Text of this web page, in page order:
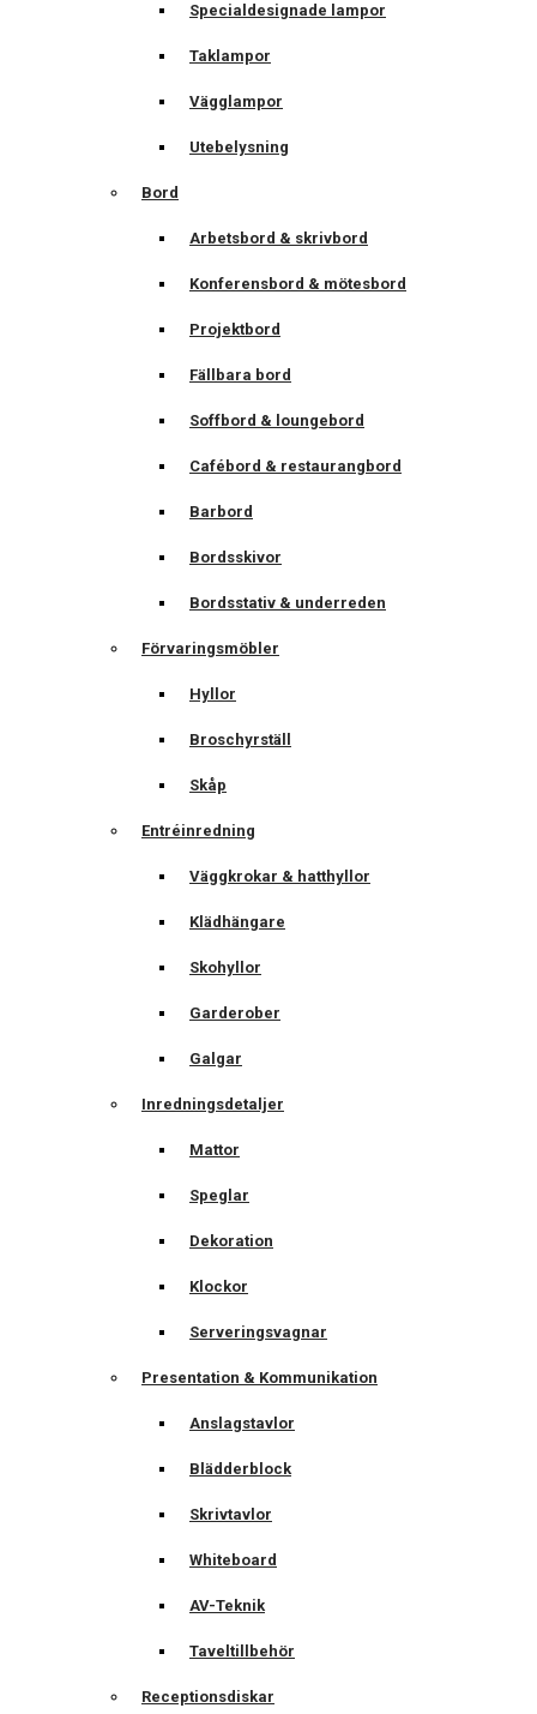
Specialdesignade lampor
Taklampor
Vägglampor
Utebelysning
Bord
Arbetsbord & skrivbord
Konferensbord & mötesbord
Projektbord
Fällbara bord
Soffbord & loungebord
Cafébord & restaurangbord
Barbord
Bordsskivor
Bordsstativ & underreden
Förvaringsmöbler
Hyllor
Broschyrställ
Skåp
Entréinredning
Väggkrokar & hatthyllor
Klädhängare
Skohyllor
Garderober
Galgar
Inredningsdetaljer
Mattor
Speglar
Dekoration
Klockor
Serveringsvagnar
Presentation & Kommunikation
Anslagstavlor
Blädderblock
Skrivtavlor
Whiteboard
AV-Teknik
Taveltillbehör
Receptionsdiskar